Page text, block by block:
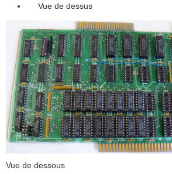
Vue de dessus
Vue de dessous